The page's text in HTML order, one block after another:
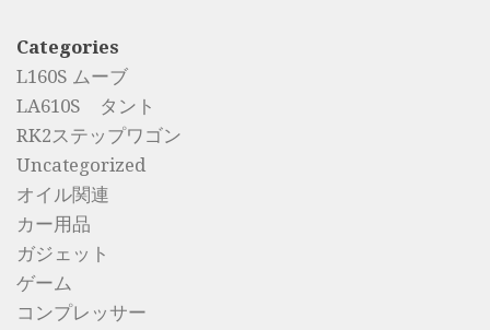
Categories
L160S ムーブ
LA610S タント
RK2ステップワゴン
Uncategorized
オイル関連
カー用品
ガジェット
ゲーム
コンプレッサー